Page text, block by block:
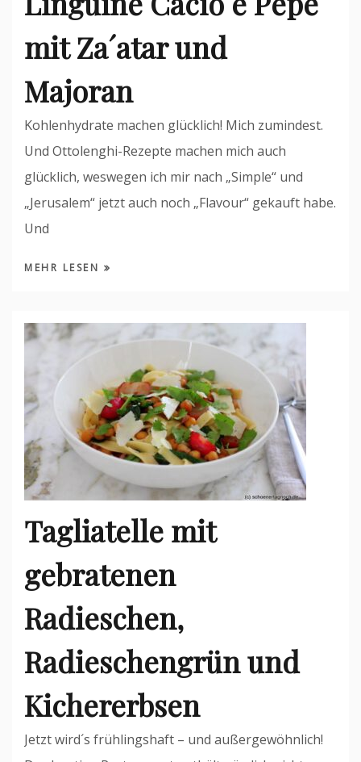
mit Za´atar und
Majoran
Kohlenhydrate machen glücklich! Mich zumindest.
Und Ottolenghi-Rezepte machen mich auch
glücklich, weswegen ich mir nach „Simple“ und
„Jerusalem“ jetzt auch noch „Flavour“ gekauft habe.
Und
MEHR LESEN
Tagliatelle mit
gebratenen
Radieschen,
Radieschengrün und
Kichererbsen
Jetzt wird´s frühlingshaft – und außergewöhnlich!